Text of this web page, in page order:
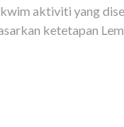
aktiviti yang
ketetapan